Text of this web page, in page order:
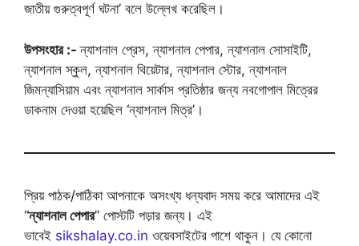
জাতীয় গুরুত্বপূর্ণ ঘটনা’ বলে উল্লেখ করেছিল।
উপসংহার :-ন্যাশনাল প্রেস, ন্যাশনাল পেপার, ন্যাশনাল সোসাইটি,
ন্যাশনাল স্কুল, ন্যাশনাল থিয়েটার, ন্যাশনাল স্টোর, ন্যাশনাল
জিমন্যাসিয়াম এবং ন্যাশনাল সার্কাস প্রতিষ্ঠার জন্য নবগোপাল মিত্রের
ডাকনাম দেওয়া হয়েছিল ‘ন্যাশনাল মিত্র’।
প্রিয় পাঠক/পাঠিকা আপনাকে অসংখ্য ধন্যবাদ সময় করে আমাদের এই
“ন্যাশনাল পেপার” পোস্টটি পড়ার জন্য। এই
ভাবেই sikshalay.co.in ওয়েবসাইটের পাশে থাকুন। যে কোনো